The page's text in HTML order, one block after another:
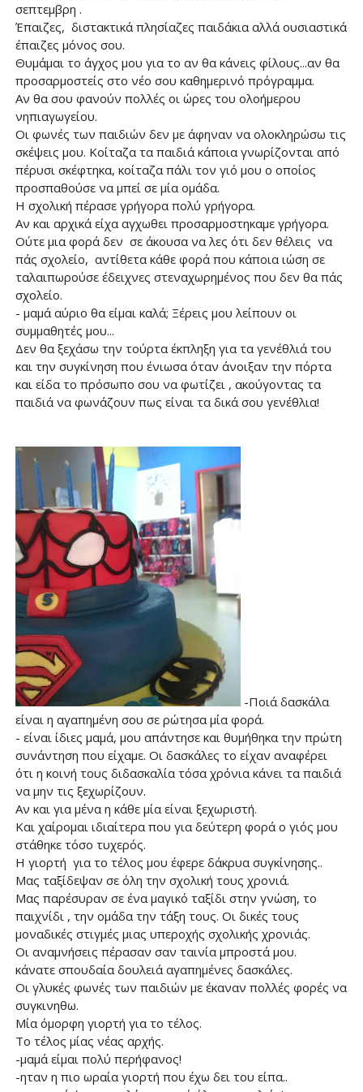
σεπτεμβρη .
Έπαιζες, διστακτικά πλησίαζες παιδάκια αλλά ουσιαστικά
έπαιζες μόνος σου.
Θυμάμαι το άγχος μου για το αν θα κάνεις φίλους...αν θα
προσαρμοστείς στο νέο σου καθημερινό πρόγραμμα.
Αν θα σου φανούν πολλές οι ώρες του ολοήμερου
νηπιαγωγείου.
Οι φωνές των παιδιών δεν με άφηναν να ολοκληρώσω τις
σκέψεις μου. Κοίταζα τα παιδιά κάποια γνωρίζονται από
πέρυσι σκέφτηκα, κοίταζα πάλι τον γιό μου ο οποίος
προσπαθούσε να μπεί σε μία ομάδα.
Η σχολική πέρασε γρήγορα πολύ γρήγορα.
Αν και αρχικά είχα αγχωθει προσαρμοστηκαμε γρήγορα.
Ούτε μια φορά δεν σε άκουσα να λες ότι δεν θέλεις να
πάς σχολείο, αντίθετα κάθε φορά που κάποια ιώση σε
ταλαιπωρούσε έδειχνες στεναχωρημένος που δεν θα πάς
σχολείο.
- μαμά αύριο θα είμαι καλά; Ξέρεις μου λείπουν οι
συμμαθητές μου...
Δεν θα ξεχάσω την τούρτα έκπληξη για τα γενέθλιά του
και την συγκίνηση που ένιωσα όταν άνοιξαν την πόρτα
και είδα το πρόσωπο σου να φωτίζει , ακούγοντας τα
παιδιά να φωνάζουν πως είναι τα δικά σου γενέθλια!
-Ποιά δασκάλα
είναι η αγαπημένη σου σε ρώτησα μία φορά.
- είναι ίδιες μαμά, μου απάντησε και θυμήθηκα την πρώτη
συνάντηση που είχαμε. Οι δασκάλες το είχαν αναφέρει
ότι η κοινή τους διδασκαλία τόσα χρόνια κάνει τα παιδιά
να μην τις ξεχωρίζουν.
Αν και για μένα η κάθε μία είναι ξεχωριστή.
Και χαίρομαι ιδιαίτερα που για δεύτερη φορά ο γιός μου
στάθηκε τόσο τυχερός.
Η γιορτή για το τέλος μου έφερε δάκρυα συγκίνησης..
Μας ταξίδεψαν σε όλη την σχολική τους χρονιά.
Μας παρέσυραν σε ένα μαγικό ταξίδι στην γνώση, το
παιχνίδι , την ομάδα την τάξη τους. Οι δικές τους
μοναδικές στιγμές μιας υπεροχής σχολικής χρονιάς.
Οι αναμνήσεις πέρασαν σαν ταινία μπροστά μου.
κάνατε σπουδαία δουλειά αγαπημένες δασκάλες.
Οι γλυκές φωνές των παιδιών με έκαναν πολλές φορές να
συγκινηθω.
Μία όμορφη γιορτή για το τέλος.
Το τέλος μίας νέας αρχής.
-μαμά είμαι πολύ περήφανος!
-ηταν η πιο ωραία γιορτή που έχω δει του είπα..